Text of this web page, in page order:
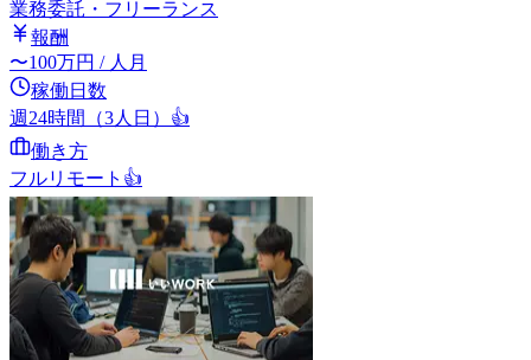
業務委託・フリーランス
報酬
〜100万円 / 人月
稼働日数
週24時間（3人日） 👍
働き方
フルリモート 👍